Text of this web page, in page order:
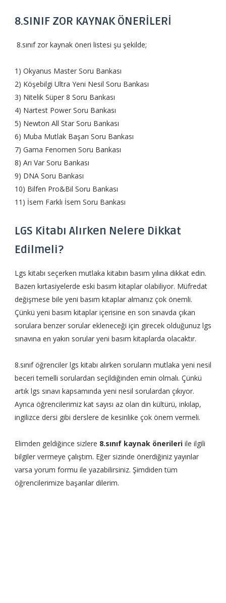
8.SINIF ZOR KAYNAK ÖNERİLERİ
8.sınıf zor kaynak öneri listesi şu şekilde;
1) Okyanus Master Soru Bankası
2) Köşebilgi Ultra Yeni Nesil Soru Bankası
3) Nitelik Süper 8 Soru Bankası
4) Nartest Power Soru Bankası
5) Newton All Star Soru Bankası
6) Muba Mutlak Başarı Soru Bankası
7) Gama Fenomen Soru Bankası
8) Arı Var Soru Bankası
9) DNA Soru Bankası
10) Bilfen Pro&Bil Soru Bankası
11) İsem Farklı İsem Soru Bankası
LGS Kitabı Alırken Nelere Dikkat
Edilmeli?
Lgs kitabı seçerken mutlaka kitabın basım yılına dikkat edin.
Bazen kırtasiyelerde eski basım kitaplar olabiliyor. Müfredat
değişmese bile yeni basım kitaplar almanız çok önemli.
Çünkü yeni basım kitaplar içerisine en son sınavda çıkan
sorulara benzer sorular ekleneceği için girecek olduğunuz lgs
sınavına en yakın sorular yeni basım kitaplarda olacaktır.
8.sınıf öğrenciler lgs kitabı alırken soruların mutlaka yeni nesil
beceri temelli sorulardan seçildiğinden emin olmalı. Çünkü
artık lgs sınavı kapsamında yeni nesil sorulardan çıkıyor.
Ayrıca öğrencilerimiz kat sayısı az olan din kültürü, inkılap,
ingilizce dersi gibi derslere de kesinlike çok önem vermeli.
Elimden geldiğince sizlere 8.sınıf kaynak önerileriile ilgili
bilgiler vermeye çalıştım. Eğer sizinde önerdiğiniz yayınlar
varsa yorum formu ile yazabilirsiniz. Şimdiden tüm
öğrencilerimize başarılar dilerim.